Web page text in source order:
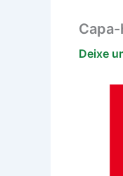
Deixe